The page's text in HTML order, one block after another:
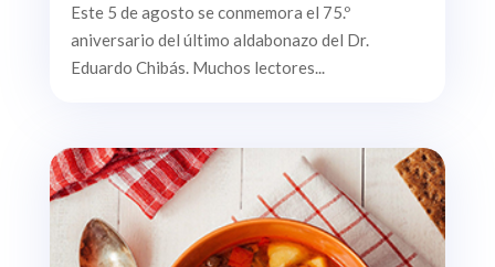
Este 5 de agosto se conmemora el 75.º
aniversario del último aldabonazo del Dr.
Eduardo Chibás. Muchos lectores...